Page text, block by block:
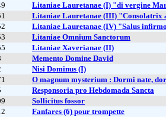
Litaniae Lauretanae (I) "di vergine
Litaniae Lauretanae (III) "Consolatrix
Litaniae Lauretanae (IV) "Salus
Litaniae Omnium Sanctorum
Litaniae Xaverianae (II)
Memento Domine David
Nisi Dominus (I)
O magnum mysterium : Dormi nate,
Responsoria pro Hebdomada Sancta
Sollicitus fossor
Fanfares (6) pour trompette